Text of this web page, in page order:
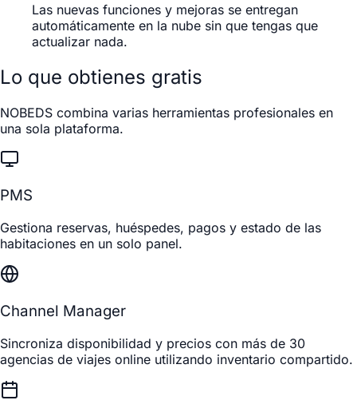
Las nuevas funciones y mejoras se entregan
automáticamente en la nube sin que tengas que
actualizar nada.
Lo que obtienes gratis
NOBEDS combina varias herramientas profesionales en
una sola plataforma.
PMS
Gestiona reservas, huéspedes, pagos y estado de las
habitaciones en un solo panel.
Channel Manager
Sincroniza disponibilidad y precios con más de 30
agencias de viajes online utilizando inventario compartido.